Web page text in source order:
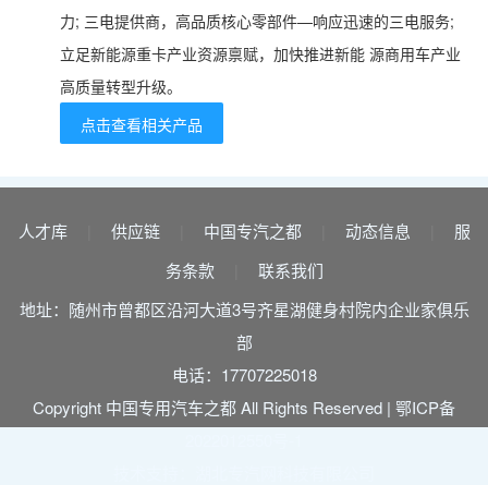
力; 三电提供商，高品质核心零部件—响应迅速的三电服务;
立足新能源重卡产业资源禀赋，加快推进新能 源商用车产业
高质量转型升级。
点击查看相关产品
人才库 供应链 中国专汽之都 动态信息
服
务条款
联系我们
地址：随州市曾都区沿河大道3号齐星湖健身村院内企业家俱乐
部
电话：17707225018
Copyright 中国专用汽车之都 All Rights Reserved | 鄂ICP备